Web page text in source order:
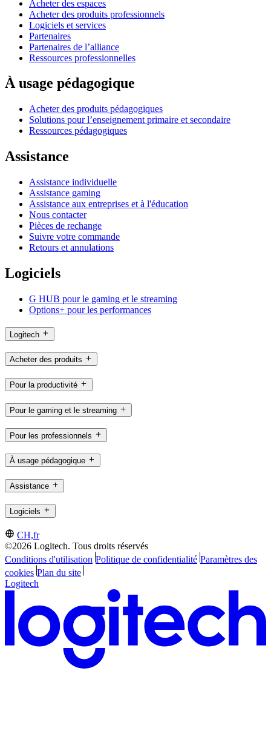
Acheter des espaces
Acheter des produits professionnels
Logiciels et services
Partenaires
Partenaires de l’alliance
Ressources professionnelles
À usage pédagogique
Acheter des produits pédagogiques
Solutions pour l’enseignement primaire et secondaire
Ressources pédagogiques
Assistance
Assistance individuelle
Assistance gaming
Assistance aux entreprises et à l'éducation
Nous contacter
Pièces de rechange
Suivre votre commande
Retours et annulations
Logiciels
G HUB pour le gaming et le streaming
Options+ pour les performances
Logitech
Acheter des produits
Pour la productivité
Pour le gaming et le streaming
Pour les professionnels
À usage pédagogique
Assistance
Logiciels
CH,fr
©2026 Logitech. Tous droits réservés
Conditions d'utilisation Politique de confidentialité Paramètres des
cookies Plan du site
Logitech